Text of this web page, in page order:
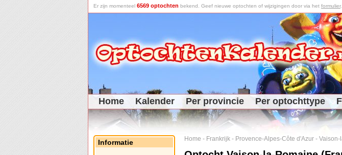
Er zijn momenteel 6569 optochten bekend. Geef nieuwe optochten of wijzigingen door via het formulier.
Home Kalender Per provincie Per optochttype
Home - Frankrijk - Provence-Alpes-Côte d'Azur - Vaison-
Informatie